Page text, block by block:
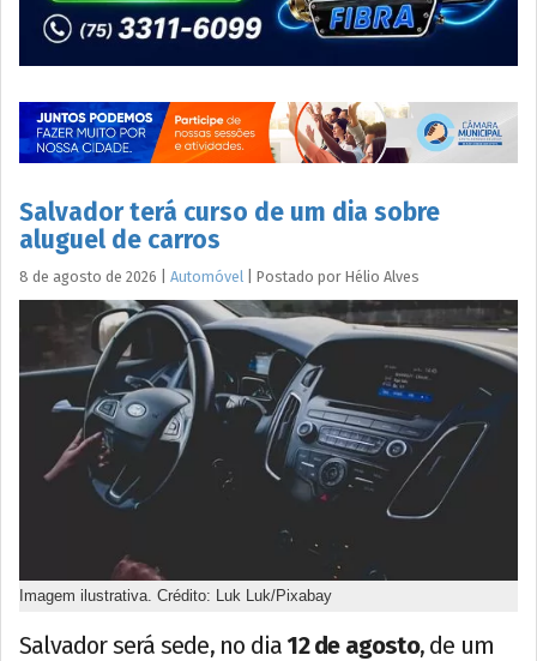
Salvador terá curso de um dia sobre
aluguel de carros
8 de agosto de 2026 Automóvel Postado por Hélio Alves
Imagem ilustrativa. Crédito: Luk Luk/Pixabay
Salvador será sede, no dia 12 de agosto, de um